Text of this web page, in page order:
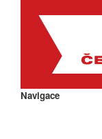
Navigace